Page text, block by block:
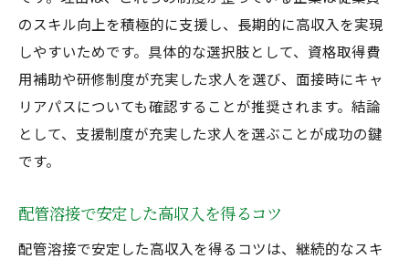
のスキル向上を積極的に支援し、長期的に高収入を実現
しやすいためです。具体的な選択肢として、資格取得費
用補助や研修制度が充実した求人を選び、面接時にキャ
リアパスについても確認することが推奨されます。結論
として、支援制度が充実した求人を選ぶことが成功の鍵
です。
配管溶接で安定した高収入を得るコツ
配管溶接で安定した高収入を得るコツは、継続的なスキ